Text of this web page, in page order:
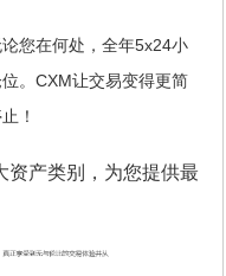
您在何处，全年5x24小
。CXM让交易变得更简
！
产类别，为您提供最